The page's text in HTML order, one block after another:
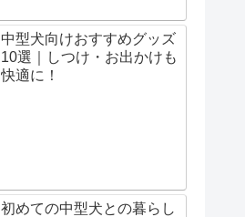
中型犬向けおすすめグッズ
10選｜しつけ・お出かけも
快適に！
初めての中型犬との暮らし